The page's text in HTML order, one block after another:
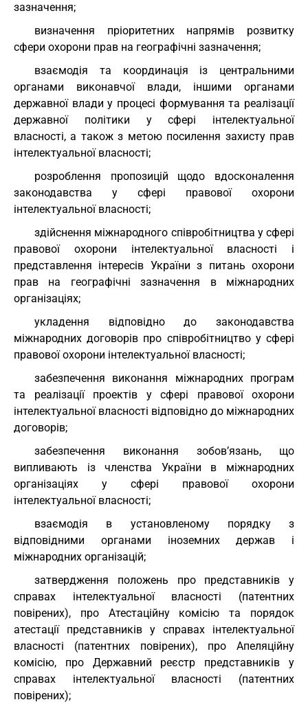
зазначення;
визначення пріоритетних напрямів розвитку
сфери охорони прав на географічні зазначення;
взаємодія та координація із центральними
органами виконавчої влади, іншими органами
державної влади у процесі формування та реалізації
державної політики у сфері інтелектуальної
власності, а також з метою посилення захисту прав
інтелектуальної власності;
розроблення пропозицій щодо вдосконалення
законодавства у сфері правової охорони
інтелектуальної власності;
здійснення міжнародного співробітництва у сфері
правової охорони інтелектуальної власності і
представлення інтересів України з питань охорони
прав на географічні зазначення в міжнародних
організаціях;
укладення відповідно до законодавства
міжнародних договорів про співробітництво у сфері
правової охорони інтелектуальної власності;
забезпечення виконання міжнародних програм
та реалізації проектів у сфері правової охорони
інтелектуальної власності відповідно до міжнародних
договорів;
забезпечення виконання зобов’язань, що
випливають із членства України в міжнародних
організаціях у сфері правової охорони
інтелектуальної власності;
взаємодія в установленому порядку з
відповідними органами іноземних держав і
міжнародних організацій;
затвердження положень про представників у
справах інтелектуальної власності (патентних
повірених), про Атестаційну комісію та порядок
атестації представників у справах інтелектуальної
власності (патентних повірених), про Апеляційну
комісію, про Державний реєстр представників у
справах інтелектуальної власності (патентних
повірених);